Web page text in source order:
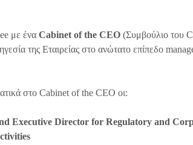
με έναCabinet of the CEO(Συμβούλιο του
της Εταιρείας στο ανώτατο επίπεδο
στο Cabinet of the CEO οι:
Executive Director for Regulatory and